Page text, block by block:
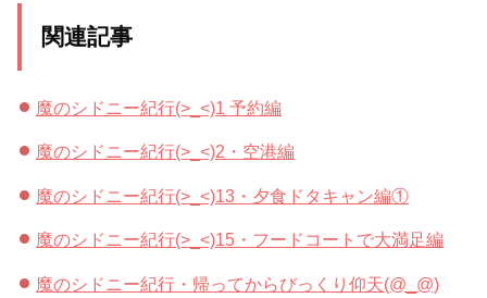
関連記事
魔のシドニー紀行(>_<)1 予約編
魔のシドニー紀行(>_<)2・空港編
魔のシドニー紀行(>_<)13・夕食ドタキャン編①
魔のシドニー紀行(>_<)15・フードコートで大満足編
魔のシドニー紀行・帰ってからびっくり仰天(@_@)